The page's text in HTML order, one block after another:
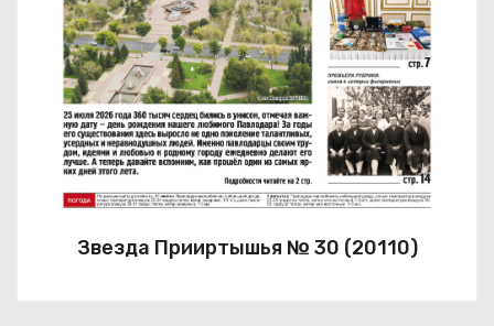
Звезда Прииртышья № 30 (20110)